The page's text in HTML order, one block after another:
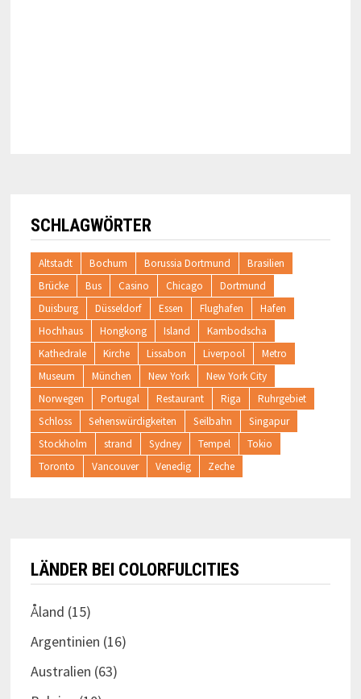
SCHLAGWÖRTER
Altstadt Bochum Borussia Dortmund
Brasilien
Brücke
Bus Casino Chicago
Dortmund
Duisburg
Düsseldorf Essen Flughafen
Hafen
Hochhaus
Hongkong Island
Kambodscha
Kathedrale
Kirche Lissabon Liverpool
Metro
Museum
München New York
New York City
Norwegen
Portugal Restaurant Riga
Ruhrgebiet
Schloss
Sehenswürdigkeiten Seilbahn
Singapur
Stockholm
strand Sydney Tempel
Tokio
Toronto
Vancouver Venedig Zeche
LÄNDER BEI COLORFULCITIES
Åland (15)
Argentinien (16)
Australien (63)